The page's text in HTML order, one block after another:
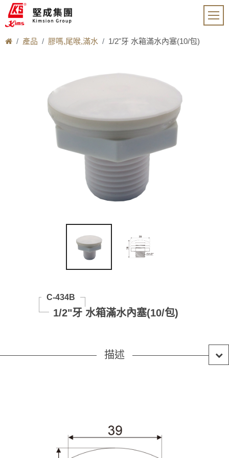
產品 膠嗎,尾喉,滿水 1/2"牙 水箱滿水內塞(10/包)
C-434B
1/2"牙 水箱滿水內塞(10/包)
描述